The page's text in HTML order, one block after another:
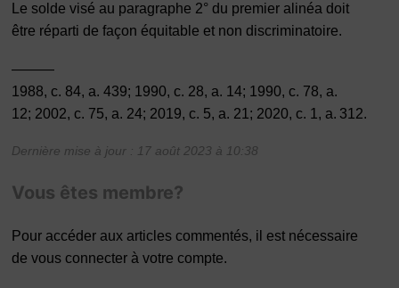
Le solde visé au paragraphe 2° du premier alinéa doit
être réparti de façon équitable et non discriminatoire.
———
1988, c. 84, a. 439; 1990, c. 28, a. 14; 1990, c. 78, a.
12; 2002, c. 75, a. 24; 2019, c. 5, a. 21; 2020, c. 1, a. 312.
Dernière mise à jour : 17 août 2023 à 10:38
Vous êtes membre?
Pour accéder aux articles commentés, il est nécessaire
de vous connecter à votre compte.